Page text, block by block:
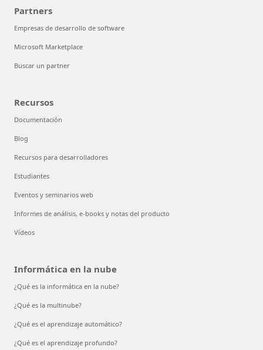
Partners
Empresas de desarrollo de software
Microsoft Marketplace
Buscar un partner
Recursos
Documentación
Blog
Recursos para desarrolladores
Estudiantes
Eventos y seminarios web
Informes de análisis, e-books y notas del producto
Vídeos
Informática en la nube
¿Qué es la informática en la nube?
¿Qué es la multinube?
¿Qué es el aprendizaje automático?
¿Qué es el aprendizaje profundo?